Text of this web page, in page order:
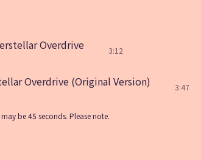
Overdrive 3:12
Overdrive (Original Version) 3:47
be 45 seconds. Please note.